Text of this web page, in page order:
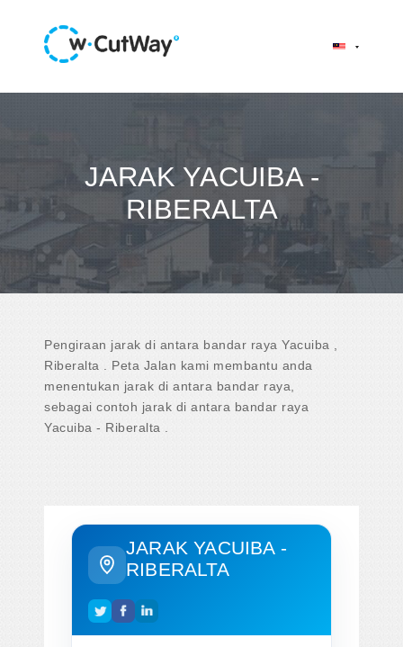
JARAK YACUIBA -
RIBERALTA
Pengiraan jarak di antara bandar raya Yacuiba ,
Riberalta . Peta Jalan kami membantu anda
menentukan jarak di antara bandar raya,
sebagai contoh jarak di antara bandar raya
Yacuiba - Riberalta .
JARAK YACUIBA -
RIBERALTA